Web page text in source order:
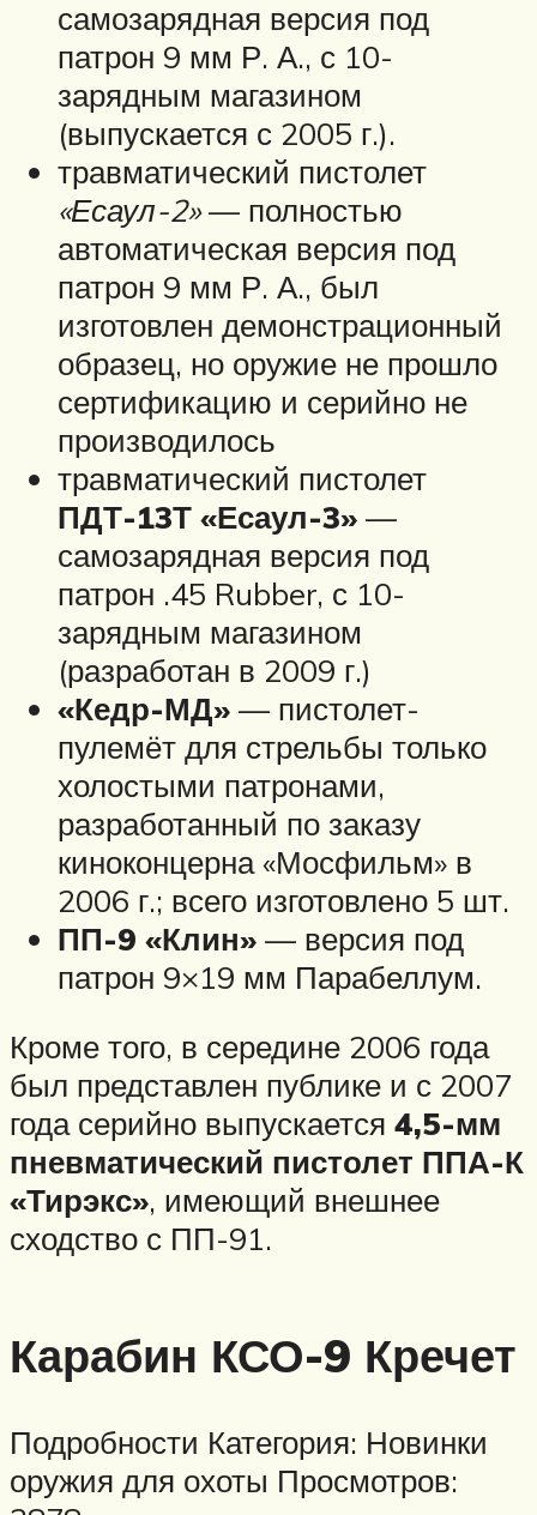
самозарядная версия под
патрон 9 мм Р. А., с 10-
зарядным магазином
(выпускается с 2005 г.).
травматический пистолет
«Есаул-2»— полностью
автоматическая версия под
патрон 9 мм Р. А., был
изготовлен демонстрационный
образец, но оружие не прошло
сертификацию и серийно не
производилось
травматический пистолет
ПДТ-13Т «Есаул-3» —
самозарядная версия под
патрон .45 Rubber, с 10-
зарядным магазином
(разработан в 2009 г.)
«Кедр-МД» — пистолет-
пулемёт для стрельбы только
холостыми патронами,
разработанный по заказу
киноконцерна «Мосфильм» в
2006 г.; всего изготовлено 5 шт.
ПП-9 «Клин» — версия под
патрон 9×19 мм Парабеллум.
Кроме того, в середине 2006 года
был представлен публике и с 2007
года серийно выпускается 4,5-мм
пневматический пистолет ППА-К
«Тирэкс», имеющий внешнее
сходство с ПП-91.
Карабин КСО-9 Кречет
Подробности Категория: Новинки
оружия для охоты Просмотров: